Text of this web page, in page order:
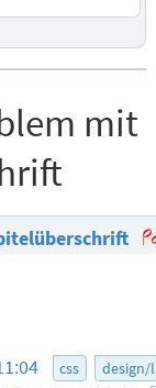
mit
css design/